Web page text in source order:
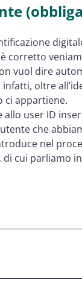
corretto
vuol dire
oltre
ci appartiene.
allo user ID
che
nel
di cui parliamo in